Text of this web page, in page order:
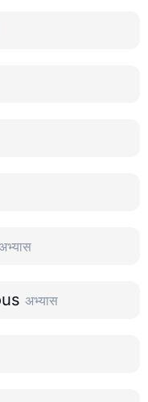
अभ्यास